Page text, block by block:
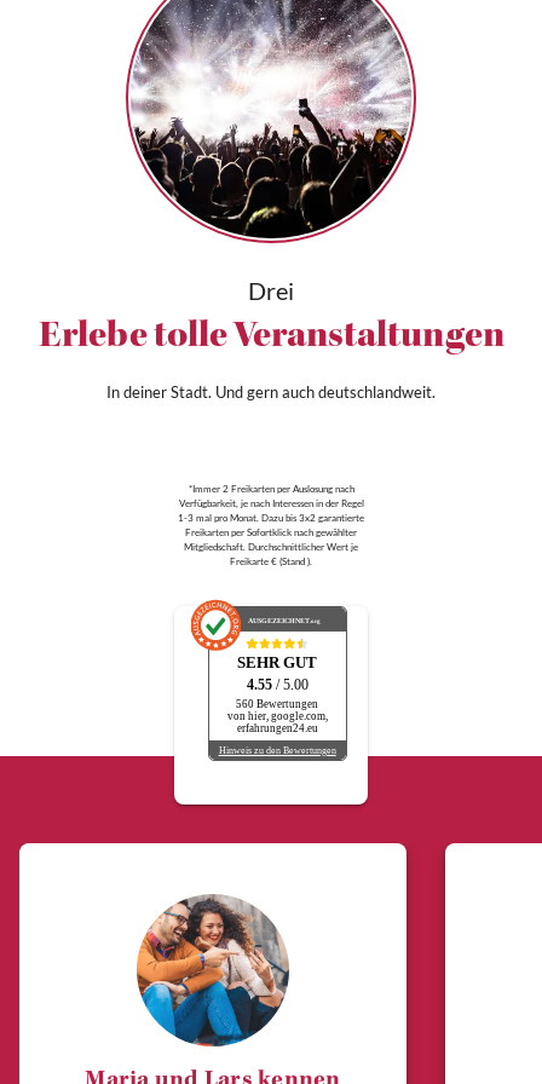
Drei
Erlebe tolle Veranstaltungen
In deiner Stadt. Und gern auch deutschlandweit.
*Immer 2 Freikarten per Auslosung nach
Verfügbarkeit, je nach Interessen in der Regel
1-3 mal pro Monat. Dazu bis 3x2 garantierte
Freikarten per Sofortklick nach gewählter
Mitgliedschaft. Durchschnittlicher Wert je
Freikarte € (Stand ).
AUSGEZEICHNET.org
SEHR GUT
4.55 / 5.00
560 Bewertungen
von hier, google.com,
erfahrungen24.eu
Hinweis zu den Bewertungen